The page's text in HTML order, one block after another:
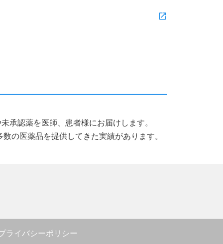
承認薬を医師、患者様にお届けします。
の医薬品を提供してきた実績があります。
ライバシーポリシー